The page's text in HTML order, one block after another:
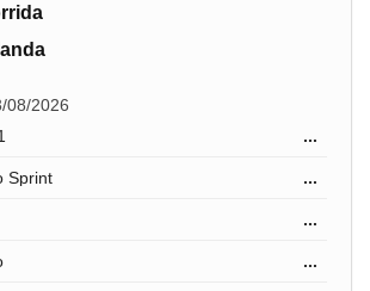
08/2026
...
Sprint ...
...
...